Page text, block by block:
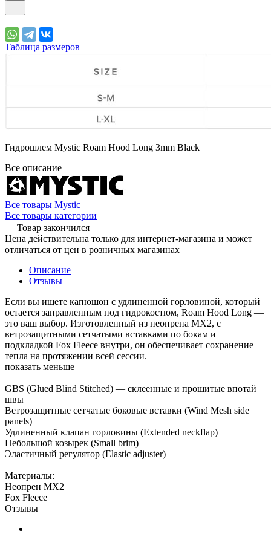
Таблица размеров
Гидрошлем Mystic Roam Hood Long 3mm Black
Все описание
Все товары Mystic
Все товары категории
Товар закончился
Цена действительна только для интернет-магазина и может
отличаться от цен в розничных магазинах
Описание
Отзывы
Если вы ищете капюшон с удлиненной горловиной, который
остается заправленным под гидрокостюм, Roam Hood Long —
это ваш выбор. Изготовленный из неопрена MX2, с
ветрозащитными сетчатыми вставками по бокам и
подкладкой Fox Fleece внутри, он обеспечивает сохранение
тепла на протяжении всей сессии.
показать меньше
GBS (Glued Blind Stitched) — склеенные и прошитые впотай
швы
Ветрозащитные сетчатые боковые вставки (Wind Mesh side
panels)
Удлиненный клапан горловины (Extended neckflap)
Небольшой козырек (Small brim)
Эластичный регулятор (Elastic adjuster)
Материалы:
Неопрен MX2
Fox Fleece
Отзывы